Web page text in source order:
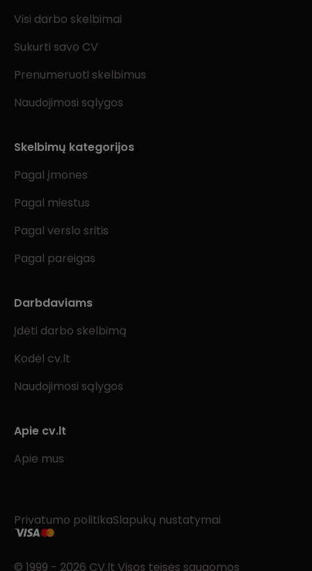
Visi darbo skelbimai
Sukurti savo CV
Prenumeruoti skelbimus
Naudojimosi sąlygos
Skelbimų kategorijos
Pagal įmones
Pagal miestus
Pagal verslo sritis
Pagal pareigas
Darbdaviams
Įdėti darbo skelbimą
Kodėl cv.lt
Naudojimosi sąlygos
Apie cv.lt
Apie mus
Privatumo politikaSlapukų nustatymai
© 1999 - 2026 CV.lt Visos teisės saugomos